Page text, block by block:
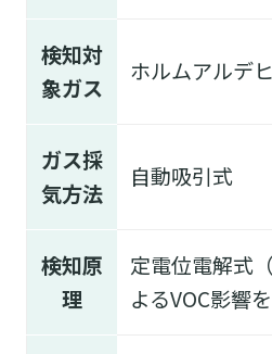
検知対
象ガス
ホルムアルデ
ガス採
気方法
自動吸引式
検知原
理
定電位電解式
よるVOC影響を